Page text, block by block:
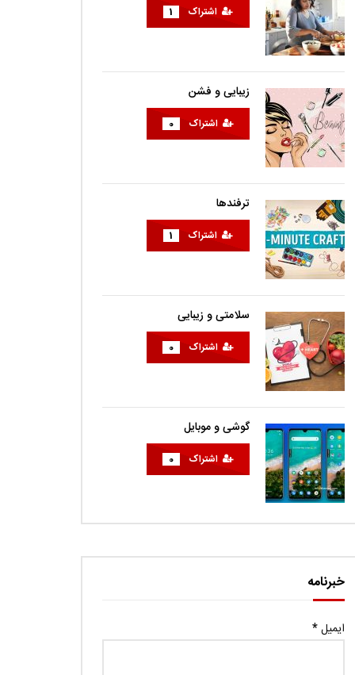
اشتراک 1
زیبایی و فشن
اشتراک 0
ترفندها
اشتراک 1
سلامتی و زیبایی
اشتراک 0
گوشی و موبایل
اشتراک 0
خبرنامه
ایمیل*